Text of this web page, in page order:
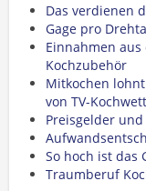
Das verdienen
Gage pro
Einnahmen
Kochzubehör
Mitkochen
von TV-
Preisgelder
So hoch ist das
Traumberuf